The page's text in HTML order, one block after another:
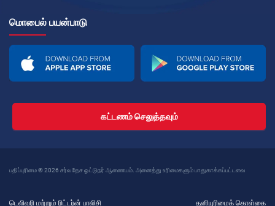
மொபைல் பயன்பாடு
கட்டணம் செலுத்தவும்
பதிப்புரிமை © 2026 சர்வதேச ஓட்டுநர் ஆணையம். அனைத்து உரிமைகளும் பாதுகாக்கப்பட்டவை
டெலிவரி மற்றும் ரிட்டர்ன் பாலிசி தனியுரிமைக் கொள்கை